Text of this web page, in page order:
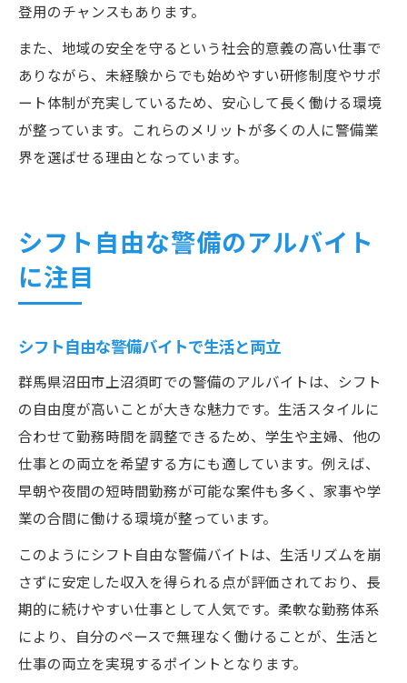
登用のチャンスもあります。
また、地域の安全を守るという社会的意義の高い仕事で
ありながら、未経験からでも始めやすい研修制度やサポ
ート体制が充実しているため、安心して長く働ける環境
が整っています。これらのメリットが多くの人に警備業
界を選ばせる理由となっています。
シフト自由な警備のアルバイト
に注目
シフト自由な警備バイトで生活と両立
群馬県沼田市上沼須町での警備のアルバイトは、シフト
の自由度が高いことが大きな魅力です。生活スタイルに
合わせて勤務時間を調整できるため、学生や主婦、他の
仕事との両立を希望する方にも適しています。例えば、
早朝や夜間の短時間勤務が可能な案件も多く、家事や学
業の合間に働ける環境が整っています。
このようにシフト自由な警備バイトは、生活リズムを崩
さずに安定した収入を得られる点が評価されており、長
期的に続けやすい仕事として人気です。柔軟な勤務体系
により、自分のペースで無理なく働けることが、生活と
仕事の両立を実現するポイントとなります。